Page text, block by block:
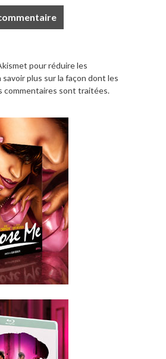
pour réduire les
savoir plus sur la façon dont les
commentaires sont traitées.